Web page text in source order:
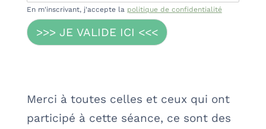
En m'inscrivant, j'accepte la politique de confidentialité
>>> JE VALIDE ICI <<<
Merci à toutes celles et ceux qui ont
participé à cette séance, ce sont des